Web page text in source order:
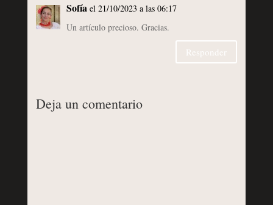
Sofía el 21/10/2023 a las 06:17
Un artículo precioso. Gracias.
Responder
Deja un comentario